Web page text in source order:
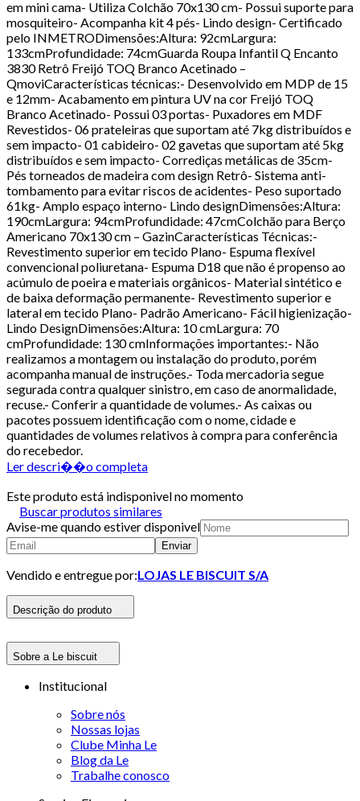
em mini cama- Utiliza Colchão 70x130 cm- Possui suporte para
mosquiteiro- Acompanha kit 4 pés- Lindo design- Certificado
pelo INMETRODimensões:Altura: 92cmLargura:
133cmProfundidade: 74cmGuarda Roupa Infantil Q Encanto
3830 Retrô Freijó TOQ Branco Acetinado –
QmoviCaracterísticas técnicas:- Desenvolvido em MDP de 15
e 12mm- Acabamento em pintura UV na cor Freijó TOQ
Branco Acetinado- Possui 03 portas- Puxadores em MDF
Revestidos- 06 prateleiras que suportam até 7kg distribuídos e
sem impacto- 01 cabideiro- 02 gavetas que suportam até 5kg
distribuídos e sem impacto- Corrediças metálicas de 35cm-
Pés torneados de madeira com design Retrô- Sistema anti-
tombamento para evitar riscos de acidentes- Peso suportado
61kg- Amplo espaço interno- Lindo designDimensões:Altura:
190cmLargura: 94cmProfundidade: 47cmColchão para Berço
Americano 70x130 cm – GazinCaracterísticas Técnicas:-
Revestimento superior em tecido Plano- Espuma flexível
convencional poliuretana- Espuma D18 que não é propenso ao
acúmulo de poeira e materiais orgânicos- Material sintético e
de baixa deformação permanente- Revestimento superior e
lateral em tecido Plano- Padrão Americano- Fácil higienização-
Lindo DesignDimensões:Altura: 10 cmLargura: 70
cmProfundidade: 130 cmInformações importantes:- Não
realizamos a montagem ou instalação do produto, porém
acompanha manual de instruções.- Toda mercadoria segue
segurada contra qualquer sinistro, em caso de anormalidade,
recuse.- Conferir a quantidade de volumes.- As caixas ou
pacotes possuem identificação com o nome, cidade e
quantidades de volumes relativos à compra para conferência
do recebedor.
Ler descri��o completa
Este produto está indisponivel no momento
Buscar produtos similares
Avise-me quando estiver disponivel
Enviar
Vendido e entregue por:LOJAS LE BISCUIT S/A
Descrição do produto
Sobre a Le biscuit
Institucional
Sobre nós
Nossas lojas
Clube Minha Le
Blog da Le
Trabalhe conosco